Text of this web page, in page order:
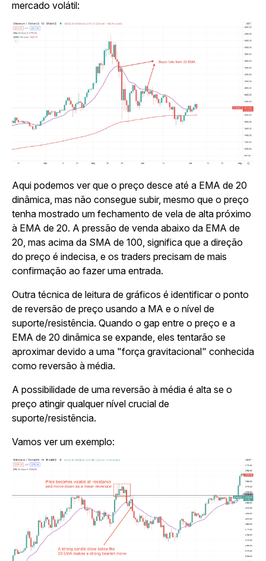
mercado volátil:
Aqui podemos ver que o preço desce até a EMA de 20
dinâmica, mas não consegue subir, mesmo que o preço
tenha mostrado um fechamento de vela de alta próximo
à EMA de 20. A pressão de venda abaixo da EMA de
20, mas acima da SMA de 100, significa que a direção
do preço é indecisa, e os traders precisam de mais
confirmação ao fazer uma entrada.
Outra técnica de leitura de gráficos é identificar o ponto
de reversão de preço usando a MA e o nível de
suporte/resistência. Quando o gap entre o preço e a
EMA de 20 dinâmica se expande, eles tentarão se
aproximar devido a uma "força gravitacional" conhecida
como reversão à média.
A possibilidade de uma reversão à média é alta se o
preço atingir qualquer nível crucial de
suporte/resistência.
Vamos ver um exemplo: